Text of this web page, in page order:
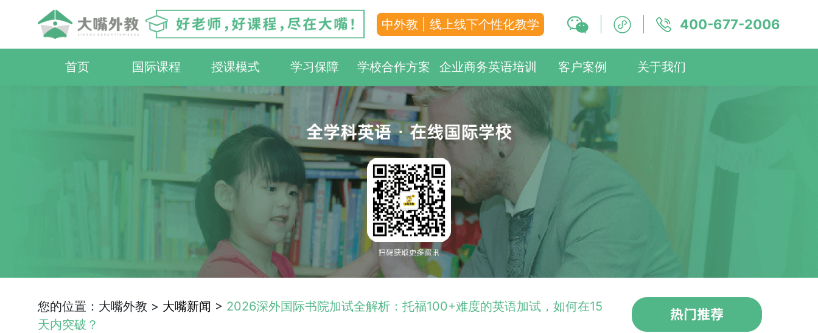
中外教 | 线上线下个性化教学 400-677-2006
首页 国际课程 授课模式 学习保障 学校合作方案 企业商务英语培训 客户案例 关于我们
您的位置：大嘴外教 > 大嘴新闻 > 2026深外国际书院加试全解析：托福100+难度的英语加试，如何在15
天内突破？